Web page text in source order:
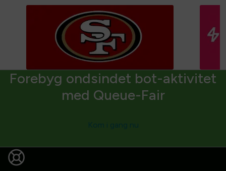
Forebyg ondsindet bot-aktivitet
med Queue-Fair